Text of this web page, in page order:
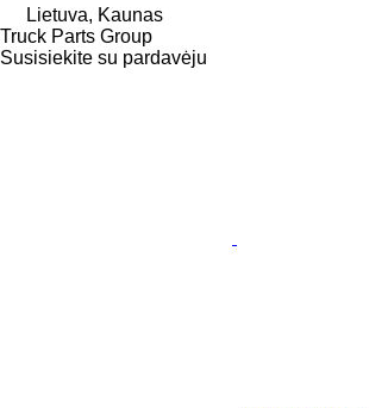
Lietuva, Kaunas
Truck Parts Group
Susisiekite su pardavėju